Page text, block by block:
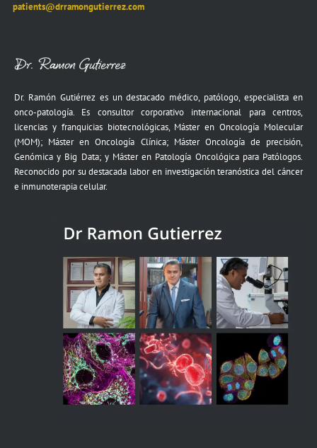
patients@drramongutierrez.com
Dr. Ramón Gutiérrez es un destacado médico, patólogo, especialista en
onco-patología. Es consultor corporativo internacional para centros,
licencias y franquicias biotecnológicas, Máster en Oncología Molecular
(MOM); Máster en Oncología Clínica; Máster Oncología de precisión,
Genómica y Big Data; y Máster en Patología Oncológica para Patólogos.
Reconocido por su destacada labor en investigación teranóstica del cáncer
e inmunoterapia celular.